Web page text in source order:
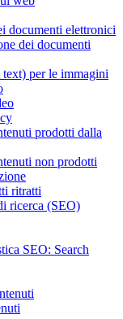
documenti elettronici
dei documenti
per le immagini
prodotti dalla
non prodotti
ritratti
ricerca (SEO)
SEO: Search